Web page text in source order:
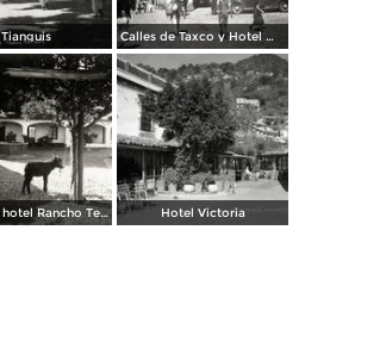
Tianguis Calles de Taxco y Hotel Meléndez (izq.)
Patio del hotel Rancho Telva Hotel Victoria